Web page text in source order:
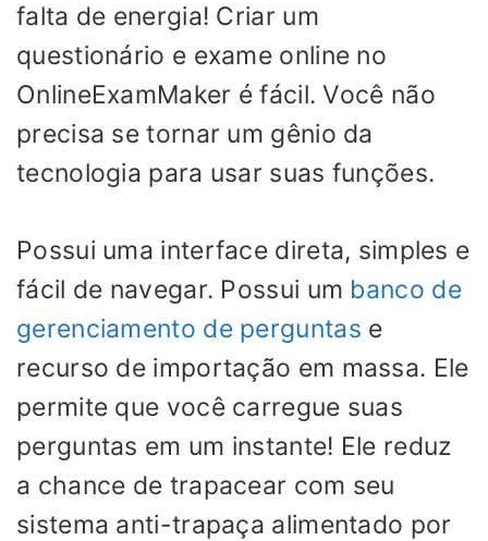
falta de energia! Criar um
questionário e exame online no
OnlineExamMaker é fácil. Você não
precisa se tornar um gênio da
tecnologia para usar suas funções.
Possui uma interface direta, simples e
fácil de navegar. Possui um banco de
gerenciamento de perguntas e
recurso de importação em massa. Ele
permite que você carregue suas
perguntas em um instante! Ele reduz
a chance de trapacear com seu
sistema anti-trapaça alimentado por